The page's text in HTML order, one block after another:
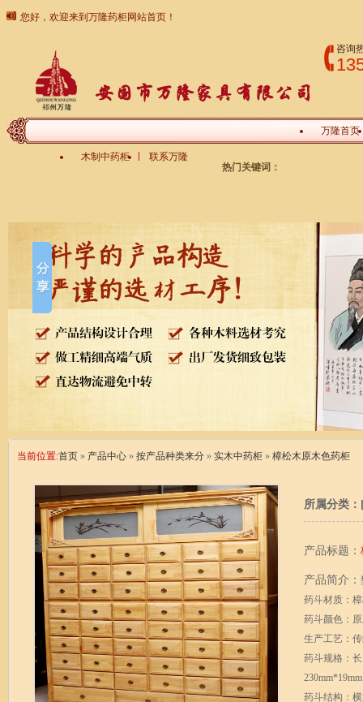
您好，欢迎来到万隆药柜网站首页！
咨询
万隆首页
木制中药柜
联系万隆
热门关键词：
当前位置:首页 » 产品中心 » 按产品种类来分 » 实木中药柜 » 樟松木原木色药柜
所属分类
产品标题：
产品简介：
药斗材质：
药斗颜色：
生产工艺：
药斗规格：长
230mm*19mm
药斗结构：